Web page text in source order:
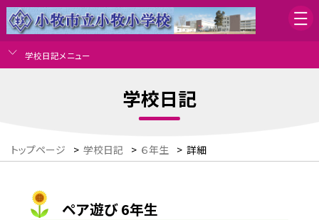
学校日記メニュー
学校日記
トップページ > 学校日記 > ６年生 > 詳細
ペア遊び 6年生